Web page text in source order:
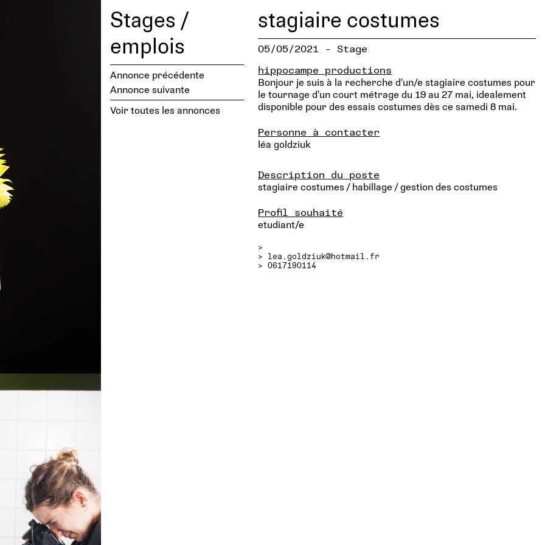
Stages /
emplois
Annonce précédente
Annonce suivante
Voir toutes les annonces
stagiaire costumes
05/05/2021 - Stage
hippocampe productions
Bonjour je suis à la recherche d'un/e stagiaire costumes pour
le tournage d'un court métrage du 19 au 27 mai, idealement
disponible pour des essais costumes dès ce samedi 8 mai.
Personne à contacter
léa goldziuk
Description du poste
stagiaire costumes / habillage / gestion des costumes
Profil souhaité
etudiant/e
>
> lea.goldziuk@hotmail.fr
> 0617190114